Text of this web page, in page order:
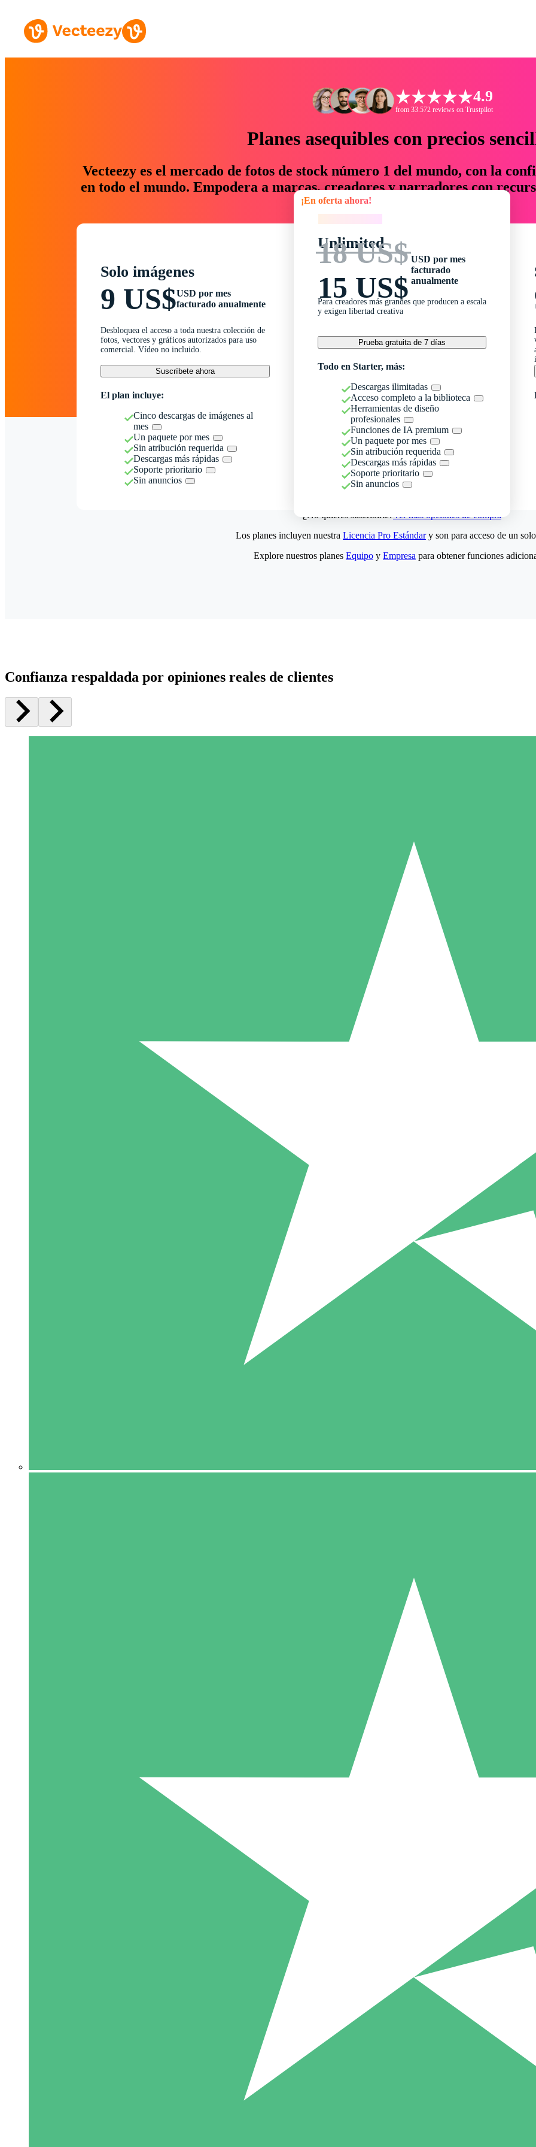
4.9
from 33.572 reviews on Trustpilot
Planes asequibles con precios
Vecteezy es el mercado de fotos de stock número 1 del mundo, con la
en todo el mundo. Empodera a marcas, creadores y narradores con
un 76 % en tiempo y presupuesto.
Solo imágenes
9 US$USD por mes
facturado anualmente
Desbloquea el acceso a toda nuestra colección de
fotos, vectores y gráficos autorizados para uso
comercial. Vídeo no incluido.
Suscríbete ahora
El plan incluye:
Cinco descargas de imágenes al
mes
Un paquete por mes
Sin atribución requerida
Descargas más rápidas
Soporte prioritario
Sin anuncios
¡En oferta ahora!
Unlimited
18 US$
15 US$
USD por mes
facturado
anualmente
Para creadores más grandes que producen a escala
y exigen libertad creativa
Prueba gratuita de 7 días
Todo en Starter, más:
Descargas ilimitadas
Acceso completo a la biblioteca
Herramientas de diseño
profesionales
Funciones de IA premium
Un paquete por mes
Sin atribución requerida
Descargas más rápidas
Soporte prioritario
Sin anuncios
¿No quieres suscribirte?Ver más opciones de compra
5 Descargas
15
Los planes incluyen nuestra Licencia Pro Estándary son para acceso de un
Explore nuestros planes Equipo y Empresa para obtener funciones
Confianza respaldada por opiniones reales de clientes